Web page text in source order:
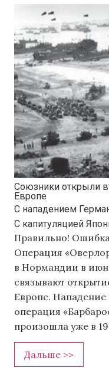
Союзники открыли
Европе
С нападением
С капитуляцией
Правильно!
Операция
в Нормандии в
связывают
Европе.
операция
произошла уже в
Дальше >>